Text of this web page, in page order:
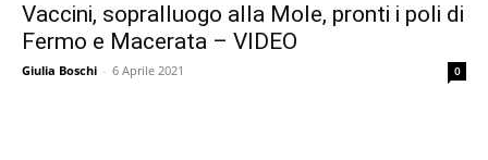
Vaccini, sopralluogo alla Mole, pronti i poli di
Fermo e Macerata – VIDEO
Giulia Boschi - 6 Aprile 2021 0